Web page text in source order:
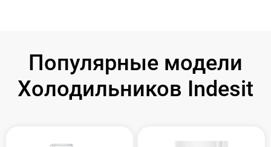
Популярные модели
Холодильников Indesit